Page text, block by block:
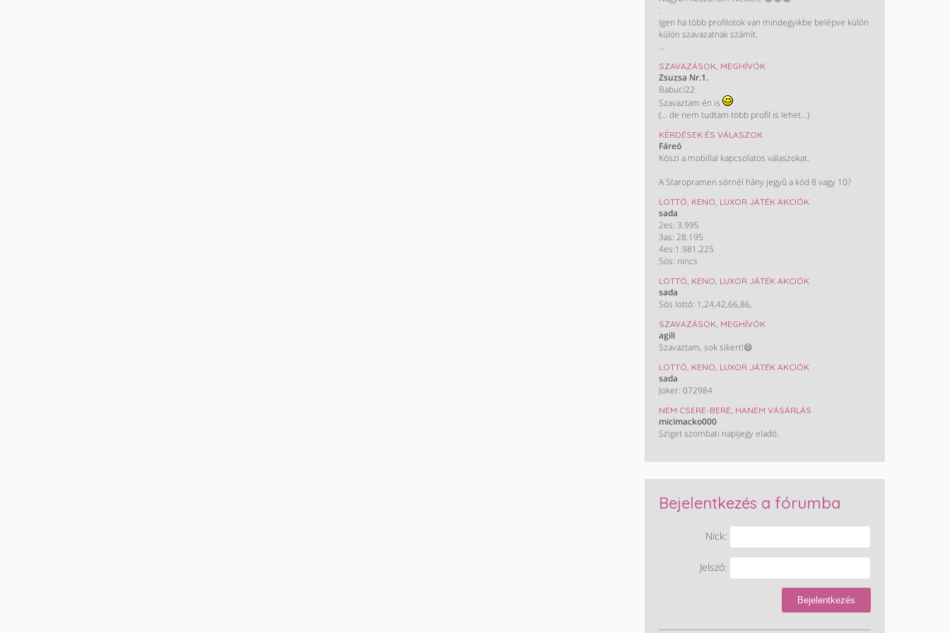
.
Igen ha több profilotok van mindegyikbe belépve külön
külön szavazatnak számít.
/ Most nem műkszik a screvo oldal de majd biztos
helyrehozzàk/
SZAVAZÁSOK, MEGHÍVÓK
Zsuzsa Nr.1.
Babuci22
Szavaztam én is
(... de nem tudtam több profil is lehet...)
KÉRDÉSEK ÉS VÁLASZOK
Fáreó
Köszi a mobillal kapcsolatos válaszokat.
A Staropramen sörnél hány jegyű a kód 8 vagy 10?
LOTTÓ, KENO, LUXOR JÁTÉK AKCIÓK
sada
2es: 3.995
3as: 28.195
4es:1.981.225
5ös: nincs
LOTTÓ, KENO, LUXOR JÁTÉK AKCIÓK
sada
5ös lottó: 1,24,42,66,86,
SZAVAZÁSOK, MEGHÍVÓK
agili
Szavaztam, sok sikert!😄
LOTTÓ, KENO, LUXOR JÁTÉK AKCIÓK
sada
Joker: 072984
NEM CSERE-BERE, HANEM VÁSÁRLÁS
micimacko000
Sziget szombati napijegy eladó.
Bejelentkezés a fórumba
Nick:
Jelszó:
Bejelentkezés